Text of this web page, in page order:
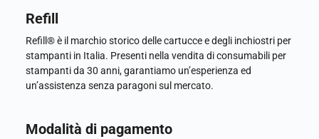
Refill
Refill® è il marchio storico delle cartucce e degli inchiostri per
stampanti in Italia. Presenti nella vendita di consumabili per
stampanti da 30 anni, garantiamo un’esperienza ed
un’assistenza senza paragoni sul mercato.
Modalità di pagamento